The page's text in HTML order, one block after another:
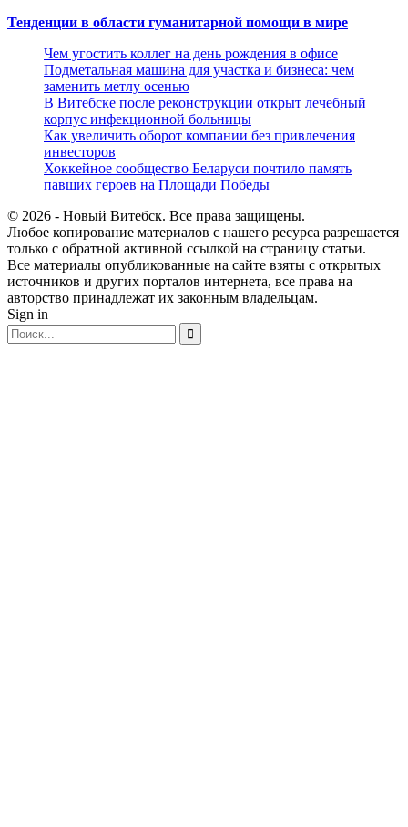
Тенденции в области гуманитарной помощи в мире
Чем угостить коллег на день рождения в офисе
Подметальная машина для участка и бизнеса: чем
заменить метлу осенью
В Витебске после реконструкции открыт лечебный
корпус инфекционной больницы
Как увеличить оборот компании без привлечения
инвесторов
Хоккейное сообщество Беларуси почтило память
павших героев на Площади Победы
© 2026 - Новый Витебск. Все права защищены.
Любое копирование материалов с нашего ресурса разрешается
только с обратной активной ссылкой на страницу статьи.
Все материалы опубликованные на сайте взяты с открытых
источников и других порталов интернета, все права на
авторство принадлежат их законным владельцам.
Sign in